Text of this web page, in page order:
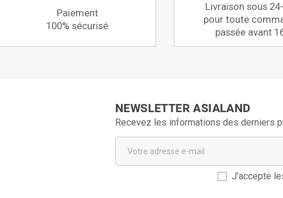
Paiement
100% sécurisé
Livraison sous
pour toute
passée avant
NEWSLETTER ASIALAND
Recevez les informations des derniers
J'accepte